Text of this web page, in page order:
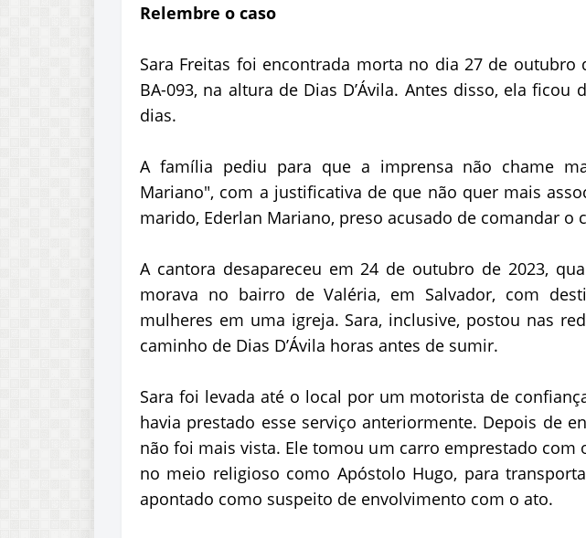
Relembre o caso
Sara Freitas foi encontrada morta no dia 27 de outubro
BA-093, na altura de Dias D’Ávila. Antes disso, ela ficou
dias.
A família pediu para que a imprensa não chame
Mariano", com a justificativa de que não quer mais
marido, Ederlan Mariano, preso acusado de comandar o
A cantora desapareceu em 24 de outubro de 2023,
morava no bairro de Valéria, em Salvador, com
mulheres em uma igreja. Sara, inclusive, postou nas
caminho de Dias D’Ávila horas antes de sumir.
Sara foi levada até o local por um motorista de
havia prestado esse serviço anteriormente. Depois de
não foi mais vista. Ele tomou um carro emprestado com
no meio religioso como Apóstolo Hugo, para
apontado como suspeito de envolvimento com o ato.